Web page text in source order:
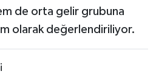
de orta gelir grubuna
olarak değerlendiriliyor.